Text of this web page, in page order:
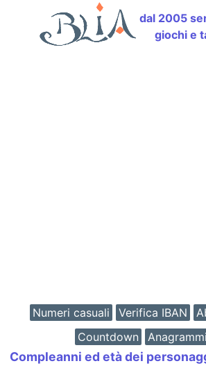
dal 2005
giochi e
Numeri casuali Verifica IBAN
Countdown
Anagrammi
Compleanni ed età dei